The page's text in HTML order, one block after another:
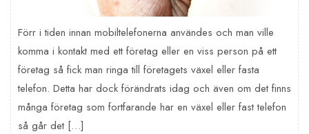
Förr i tiden innan mobiltelefonerna användes och man ville
komma i kontakt med ett företag eller en viss person på ett
företag så fick man ringa till företagets växel eller fasta
telefon. Detta har dock förändrats idag och även om det finns
många företag som fortfarande har en växel eller fast telefon
så går det […]